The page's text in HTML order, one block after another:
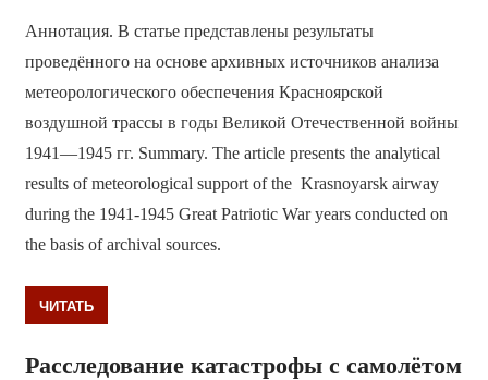
Аннотация. В статье представлены результаты
проведённого на основе архивных источников анализа
метеорологического обеспечения Красноярской
воздушной трассы в годы Великой Отечественной войны
1941—1945 гг. Summary. The article presents the analytical
results of meteorological support of the Krasnoyarsk airway
during the 1941-1945 Great Patriotic War years conducted on
the basis of archival sources.
ЧИТАТЬ
Расследование катастрофы с самолётом